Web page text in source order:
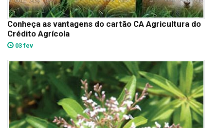
Conheça as vantagens do cartão CA Agricultura do
Crédito Agrícola
03 fev